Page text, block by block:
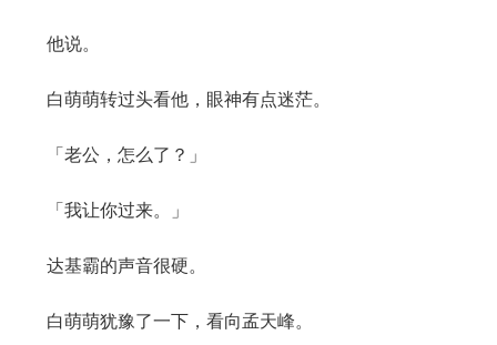
他说。
白萌萌转过头看他，眼神有点迷茫。
「老公，怎么了？」
「我让你过来。」
达基霸的声音很硬。
白萌萌犹豫了一下，看向孟天峰。